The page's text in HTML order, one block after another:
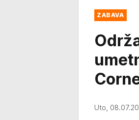
ZABAVA
Uto,